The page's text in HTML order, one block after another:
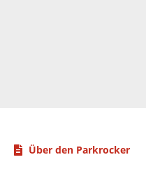
Über den Parkrocker